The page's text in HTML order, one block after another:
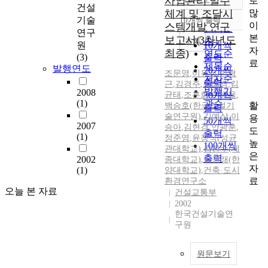
건설
기술
연구
원
(3)
발행연도
2008
(1)
2007
(1)
2002
(1)
오늘 본 자료
정확도
순
인기도
순
연도순
제목순
저자순
발행기
관순
내림차순
10개씩 출력
10개씩
출력
20개씩
출력
30개씩
출력
50개씩
출력
100개씩
출력
조회
체계 및 조달시
스템개발 연구
보고서(3차년도
최종)
조문영 ,이유섭,박형
근,김경주,강태경,김
균태 ,조훈희,안방율,
백승호(한국건설기
술연구원),김예상,이
승아,김현경,안광훈,
정준영 ,윤창식(성균
관대학교),김한수(세
종대학교),김경래(한
양대학교),건축·도시
환경연구소
건설교통부
2002
한국건설기술연
구원
원문보기
많
이
본
자
료
활
용
도
높
은
자
료